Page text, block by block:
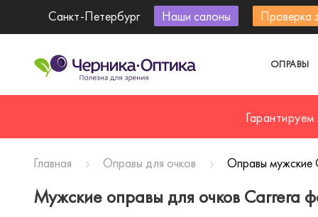
Санкт-Петербург Наши салоны Проверка
ОПРАВЫ
Главная Оправы для очков Оправы мужские
Мужские оправы для очков Carrera